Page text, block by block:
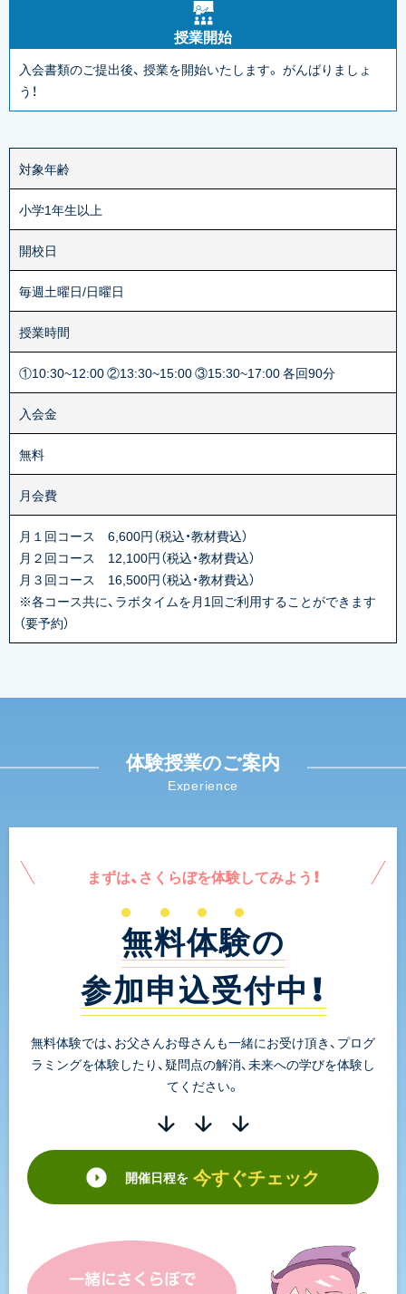
授業開始
入会書類のご提出後、 授業を開始いたします。 がんばりましょ
う！
対象年齢
小学1年生以上
開校日
毎週土曜日/日曜日
授業時間
①10:30~12:00 ②13:30~15:00 ③15:30~17:00 各回90分
入会金
無料
月会費
月１回コース 6,600円（税込・教材費込）
月２回コース 12,100円（税込・教材費込）
月３回コース 16,500円（税込・教材費込）
※各コース共に、ラボタイムを月1回ご利用することができます
（要予約）
体験授業のご案内
Experience
まずは、さくらぼを体験してみよう！
無料体験の
参加申込受付中！
無料体験では、お父さんお母さんも一緒にお受け頂き、プログ
ラミングを体験したり、疑問点の解消、未来への学びを体験し
てください。
開催日程を 今すぐチェック